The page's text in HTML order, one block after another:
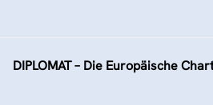
DIPLOMAT – Die Europäische